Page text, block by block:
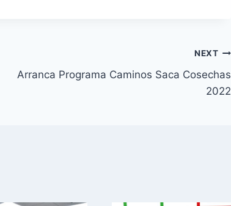
NEXT
Arranca Programa Caminos Saca Cosechas
2022